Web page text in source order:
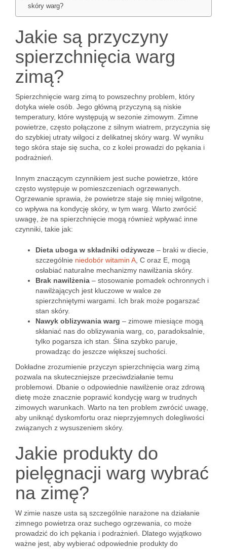
skóry warg?
Jakie są przyczyny
spierzchnięcia warg
zimą?
Spierzchnięcie warg zimą to powszechny problem, który
dotyka wiele osób. Jego główną przyczyną są niskie
temperatury, które występują w sezonie zimowym. Zimne
powietrze, często połączone z silnym wiatrem, przyczynia się
do szybkiej utraty wilgoci z delikatnej skóry warg. W wyniku
tego skóra staje się sucha, co z kolei prowadzi do pękania i
podrażnień.
Innym znaczącym czynnikiem jest suche powietrze, które
często występuje w pomieszczeniach ogrzewanych.
Ogrzewanie sprawia, że powietrze staje się mniej wilgotne,
co wpływa na kondycję skóry, w tym warg. Warto zwrócić
uwagę, że na spierzchnięcie mogą również wpływać inne
czynniki, takie jak:
Dieta uboga w składniki odżywcze – braki w diecie,
szczególnie niedobór witamin A , C oraz E, mogą
osłabiać naturalne mechanizmy nawilżania skóry.
Brak nawilżenia – stosowanie pomadek ochronnych i
nawilżających jest kluczowe w walce ze
spierzchniętymi wargami. Ich brak może pogarszać
stan skóry.
Nawyk oblizywania warg – zimowe miesiące mogą
skłaniać nas do oblizywania warg, co, paradoksalnie,
tylko pogarsza ich stan. Ślina szybko paruje,
prowadząc do jeszcze większej suchości.
Dokładne zrozumienie przyczyn spierzchnięcia warg zimą
pozwala na skuteczniejsze przeciwdziałanie temu
problemowi. Dbanie o odpowiednie nawilżenie oraz zdrową
dietę może znacznie poprawić kondycję warg w trudnych
zimowych warunkach. Warto na ten problem zwrócić uwagę,
aby uniknąć dyskomfortu oraz nieprzyjemnych dolegliwości
związanych z wysuszeniem skóry.
Jakie produkty do
pielęgnacji warg wybrać
na zimę?
W zimie nasze usta są szczególnie narażone na działanie
zimnego powietrza oraz suchego ogrzewania, co może
prowadzić do ich pękania i podrażnień. Dlatego wyjątkowo
ważne jest, aby wybierać odpowiednie produkty do